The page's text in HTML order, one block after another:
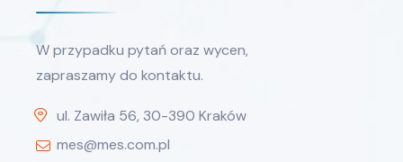
W przypadku pytań oraz wycen,
zapraszamy do kontaktu.
ul. Zawiła 56, 30-390 Kraków
mes@mes.com.pl